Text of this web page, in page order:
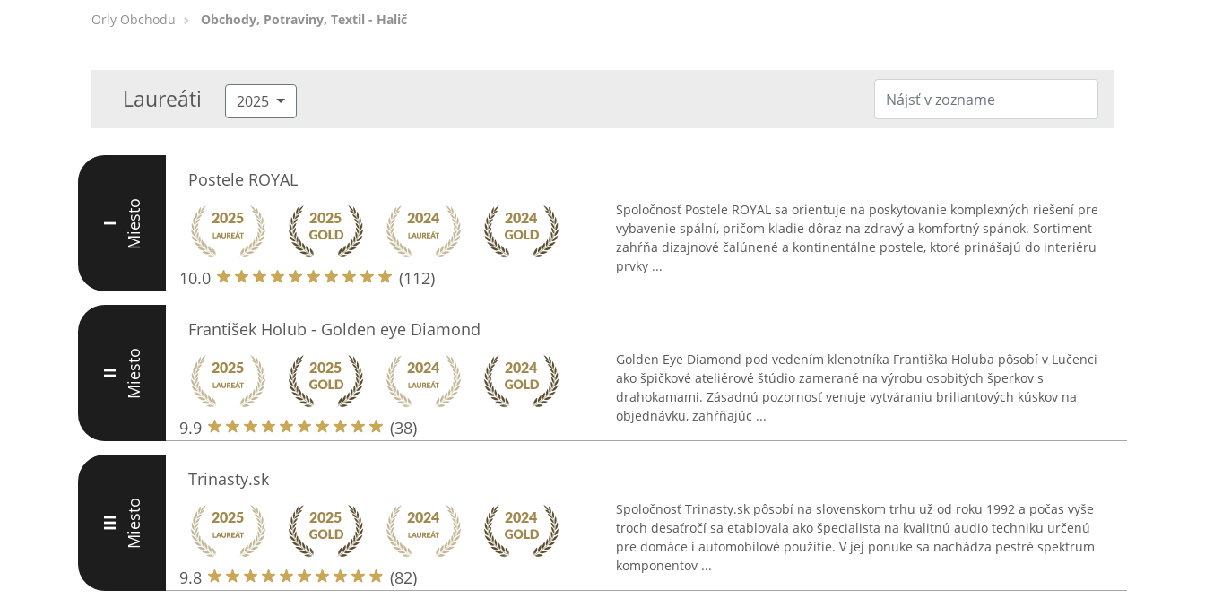
Orly Obchodu Obchody, Potraviny, Textil - Halič
Laureáti 2025
I Miesto
Postele ROYAL
10.0 (112)
Spoločnosť Postele ROYAL sa orientuje na poskytovanie komplexných riešení pre
vybavenie spální, pričom kladie dôraz na zdravý a komfortný spánok. Sortiment
zahŕňa dizajnové čalúnené a kontinentálne postele, ktoré prinášajú do interiéru
prvky ...
II Miesto
František Holub - Golden eye Diamond
9.9 (38)
Golden Eye Diamond pod vedením klenotníka Františka Holuba pôsobí v Lučenci
ako špičkové ateliérové štúdio zamerané na výrobu osobitých šperkov s
drahokamami. Zásadnú pozornosť venuje vytváraniu briliantových kúskov na
objednávku, zahŕňajúc ...
III Miesto
Trinasty.sk
9.8 (82)
Spoločnosť Trinasty.sk pôsobí na slovenskom trhu už od roku 1992 a počas vyše
troch desaťročí sa etablovala ako špecialista na kvalitnú audio techniku určenú
pre domáce i automobilové použitie. V jej ponuke sa nachádza pestré spektrum
komponentov ...